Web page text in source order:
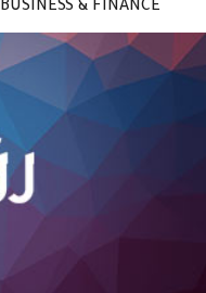
BUSINESS & FINANCE